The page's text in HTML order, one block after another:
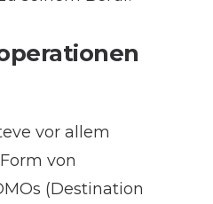
vor allem
von
(Destination